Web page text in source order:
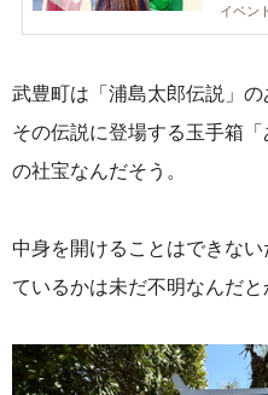
イベン
武豊町は「浦島太郎伝説」の
その伝説に登場する玉手箱
の社宝なんだそう。
中身を開けることはできな
ているかは未だ不明なんだと